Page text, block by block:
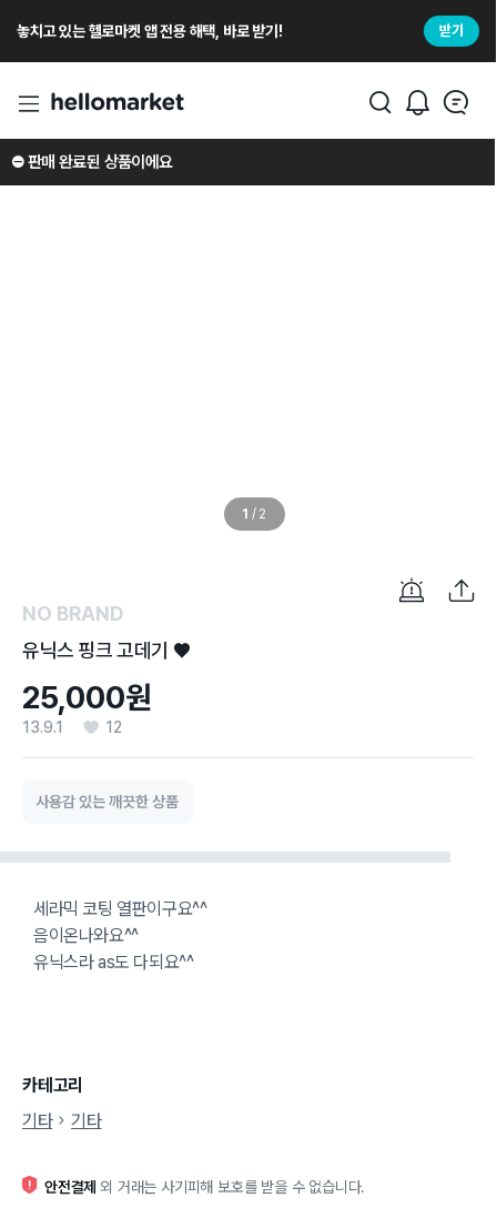
놓치고 있는 헬로마켓 앱 전용 해택, 바로 받기! 받기
1 / 2
⛔️ 판매 완료된 상품이에요
NO BRAND
유닉스 핑크 고데기 ♥
25,000원
13.9.1 12
사용감 있는 깨끗한 상품
세라믹 코팅 열판이구요^^
음이온나와요^^
유닉스라 as도 다되요^^
카테고리
기타
기타
안전결제 외 거래는 사기피해 보호를 받을 수 없습니다.